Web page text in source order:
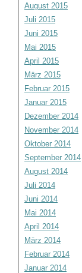
August 2015
Juli 2015
Juni 2015
Mai 2015
April 2015
März 2015
Februar 2015
Januar 2015
Dezember 2014
November 2014
Oktober 2014
September 2014
August 2014
Juli 2014
Juni 2014
Mai 2014
April 2014
März 2014
Februar 2014
Januar 2014